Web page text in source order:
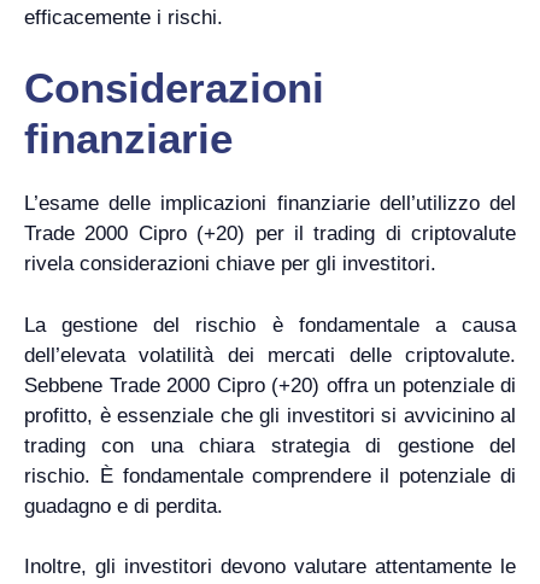
efficacemente i rischi.
Considerazioni
finanziarie
L’esame delle implicazioni finanziarie dell’utilizzo del
Trade 2000 Cipro (+20) per il trading di criptovalute
rivela considerazioni chiave per gli investitori.
La gestione del rischio è fondamentale a causa
dell’elevata volatilità dei mercati delle criptovalute.
Sebbene Trade 2000 Cipro (+20) offra un potenziale di
profitto, è essenziale che gli investitori si avvicinino al
trading con una chiara strategia di gestione del
rischio. È fondamentale comprendere il potenziale di
guadagno e di perdita.
Inoltre, gli investitori devono valutare attentamente le